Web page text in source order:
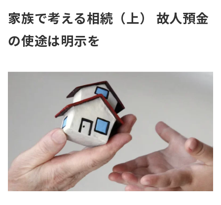
家族で考える相続（上） 故⼈預⾦
の使途は明⽰を